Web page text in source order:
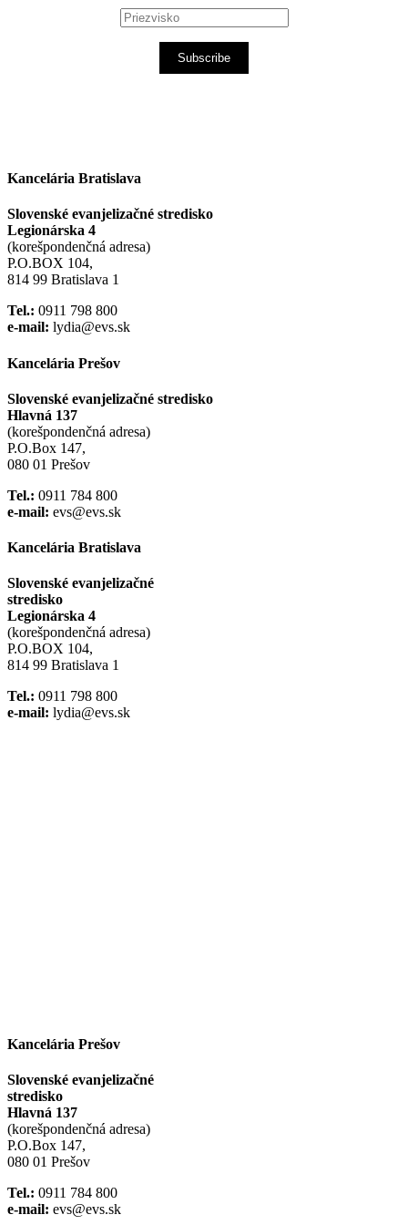
Subscribe
Kancelária Bratislava
Slovenské evanjelizačné stredisko
Legionárska 4
(korešpondenčná adresa)
P.O.BOX 104,
814 99 Bratislava 1
Tel.: 0911 798 800
e-mail: lydia@evs.sk
Kancelária Prešov
Slovenské evanjelizačné stredisko
Hlavná 137
(korešpondenčná adresa)
P.O.Box 147,
080 01 Prešov
Tel.: 0911 784 800
e-mail: evs@evs.sk
Kancelária Bratislava
Slovenské evanjelizačné
stredisko
Legionárska 4
(korešpondenčná adresa)
P.O.BOX 104,
814 99 Bratislava 1
Tel.: 0911 798 800
e-mail: lydia@evs.sk
Kancelária Prešov
Slovenské evanjelizačné
stredisko
Hlavná 137
(korešpondenčná adresa)
P.O.Box 147,
080 01 Prešov
Tel.: 0911 784 800
e-mail: evs@evs.sk